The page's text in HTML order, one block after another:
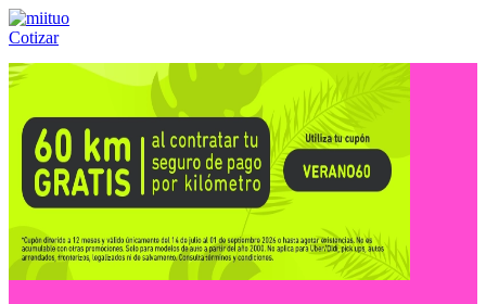
Cotizar
Llámanos al:(55) 84-21-05-00 ó